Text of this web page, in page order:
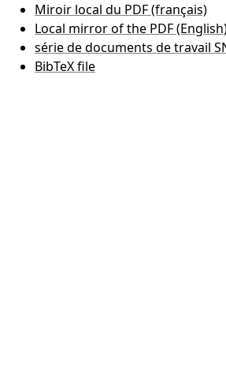
Miroir local du PDF (français)
Local mirror of the PDF
série de documents de travail
BibTeX file